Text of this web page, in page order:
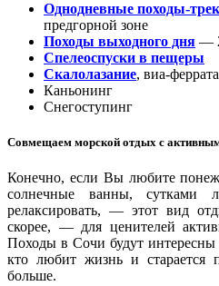
Однодневные походы-
предгорной зоне
Походы выходного дня —
Спелеоспуски в пещеры
Скалолазание, виа-феррата
Каньонинг
Снегоступинг
Совмещаем морской отдых с
Конечно, если Вы любите
солнечные ванны,
релаксировать, — этот вид
скорее, — для ценителей
Походы в Сочи будут интересны
кто любит жизнь и старается
больше.